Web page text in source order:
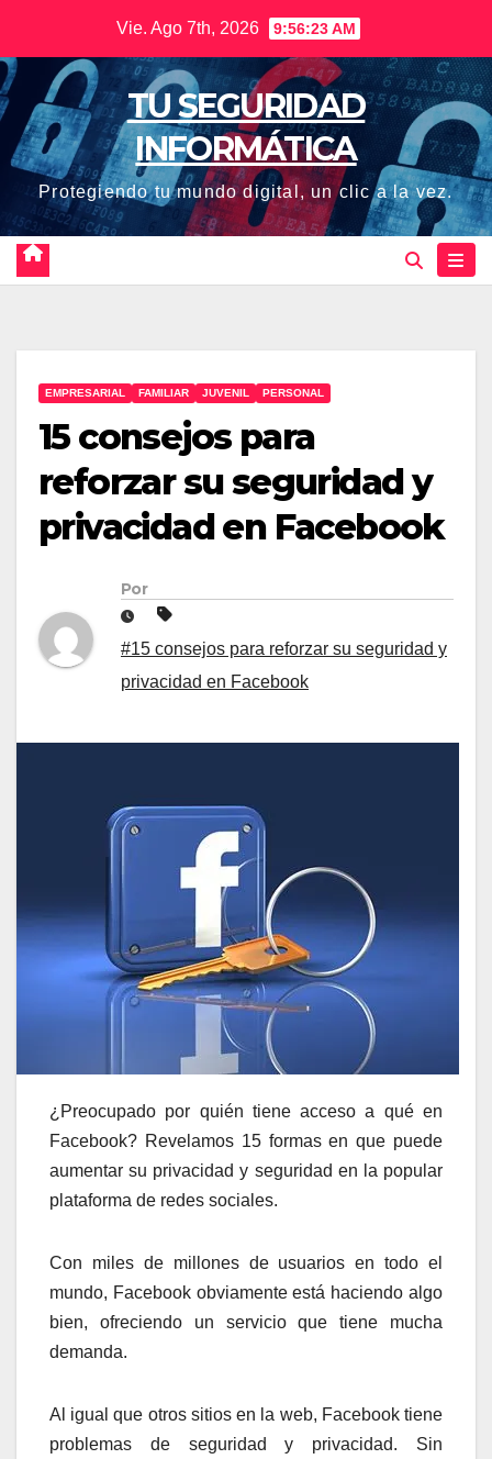
contenido
Vie. Ago 7th, 2026 9:56:24 AM
TU SEGURIDAD
INFORMÁTICA
Protegiendo tu mundo digital, un clic a la vez.
EMPRESARIAL FAMILIAR JUVENIL PERSONAL
15 consejos para
reforzar su seguridad y
privacidad en Facebook
Por
#15 consejos para reforzar su seguridad y
privacidad en Facebook
¿Preocupado por quién tiene acceso a qué en
Facebook? Revelamos 15 formas en que puede
aumentar su privacidad y seguridad en la popular
plataforma de redes sociales.
Con miles de millones de usuarios en todo el
mundo, Facebook obviamente está haciendo algo
bien, ofreciendo un servicio que tiene mucha
demanda.
Al igual que otros sitios en la web, Facebook tiene
problemas de seguridad y privacidad. Sin